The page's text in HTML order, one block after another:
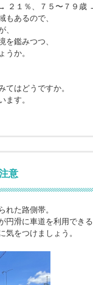
２１％、７５〜７９歳
もあるので、
、
を鑑みつつ、
うか。
てはどうですか。
ます。
意
れた路側帯。
円滑に車道を利用でき
をつけましょう。